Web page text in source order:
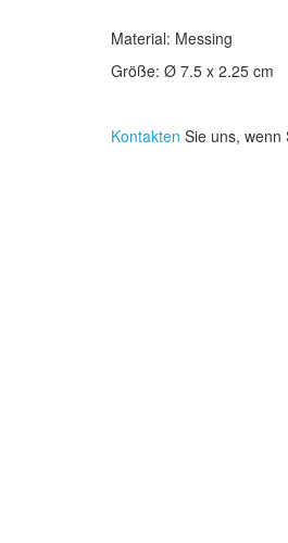
Material: Messing
Größe: Ø 7.5 x 2.25 cm
Kontakten Sie uns, wenn